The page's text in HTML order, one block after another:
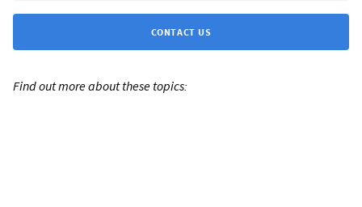
CONTACT US
Find out more about these topics: